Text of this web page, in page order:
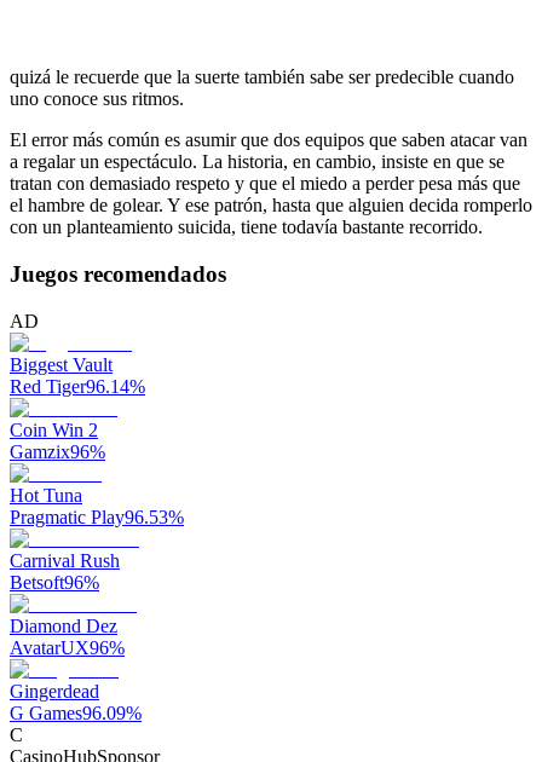
quizá le recuerde que la suerte también sabe ser predecible cuando
uno conoce sus ritmos.
El error más común es asumir que dos equipos que saben atacar van
a regalar un espectáculo. La historia, en cambio, insiste en que se
tratan con demasiado respeto y que el miedo a perder pesa más que
el hambre de golear. Y ese patrón, hasta que alguien decida romperlo
con un planteamiento suicida, tiene todavía bastante recorrido.
Juegos recomendados
AD
Biggest Vault
Red Tiger96.14%
Coin Win 2
Gamzix96%
Hot Tuna
Pragmatic Play96.53%
Carnival Rush
Betsoft96%
Diamond Dez
AvatarUX96%
Gingerdead
G Games96.09%
C
CasinoHubSponsor